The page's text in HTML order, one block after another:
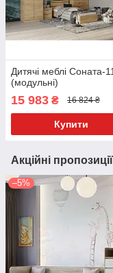
Дитячі меблі Соната-11
(модульні)
15 983 ₴ 16 824 ₴
Купити
Акційні
–5%